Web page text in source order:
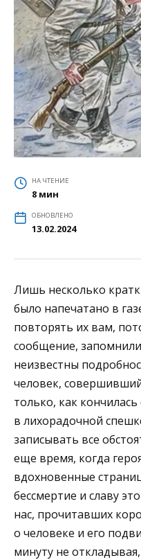
НА ЧТЕНИЕ
8 мин
ОБНОВЛЕНО
13.02.2024
Лишь несколько
было напечатано в
повторять их вам,
сообщение,
неизвестны
человек,
только, как
в лихорадочной
записывать все
еще время, когда
вдохновенные
бессмертие и славу
нас, прочитавших
о человеке и его
минуту не